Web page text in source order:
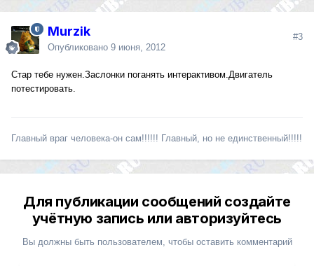
Murzik
Опубликовано 9 июня, 2012
#3
Стар тебе нужен.Заслонки поганять интерактивом.Двигатель
потестировать.
Главный враг человека-он сам!!!!!! Главный, но не единственный!!!!!
Для публикации сообщений создайте
учётную запись или авторизуйтесь
Вы должны быть пользователем, чтобы оставить комментарий